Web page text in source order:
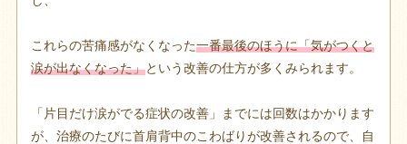
これらの苦痛感がなくなった一番最後のほうに「気がつくと
涙が出なくなった」という改善の仕方が多くみられます。
「片目だけ涙がでる症状の改善」までには回数はかかります
が、治療のたびに首肩背中のこわばりが改善されるので、自